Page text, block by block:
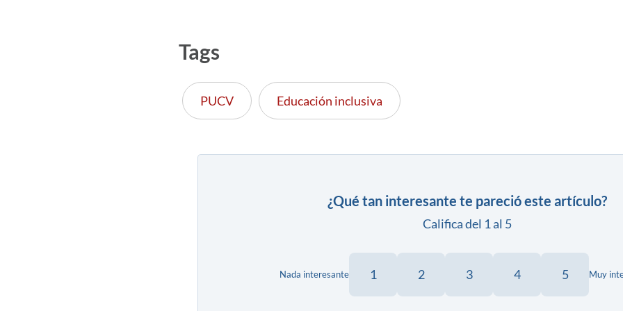
Tags
PUCV Educación inclusiva
¿Qué tan interesante te pareció este artículo?
Califica del 1 al 5
Nada interesante 1 2 3 4 5 Muy